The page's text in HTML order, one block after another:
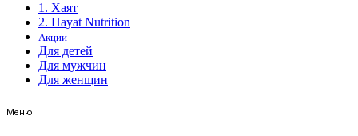
1. Хаят
2. Hayat Nutrition
Акции
Для детей
Для мужчин
Для женщин
Меню